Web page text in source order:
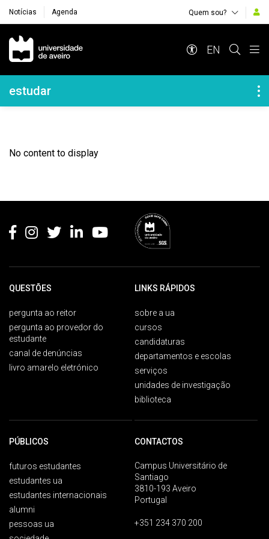
Notícias Agenda Quem sou?
Navegação Principal
EN
Navegação Lateral
estudar
No content to display
QUESTÕES
pergunta ao reitor
pergunta ao provedor do
estudante
canal de denúncias
livro amarelo eletrónico
LINKS RÁPIDOS
sobre a ua
cursos
candidaturas
departamentos e escolas
serviços
unidades de investigação
biblioteca
PÚBLICOS
futuros estudantes
estudantes ua
estudantes internacionais
alumni
pessoas ua
CONTACTOS
Campus Universitário de
Santiago
3810-193 Aveiro
Portugal
+351 234 370 200